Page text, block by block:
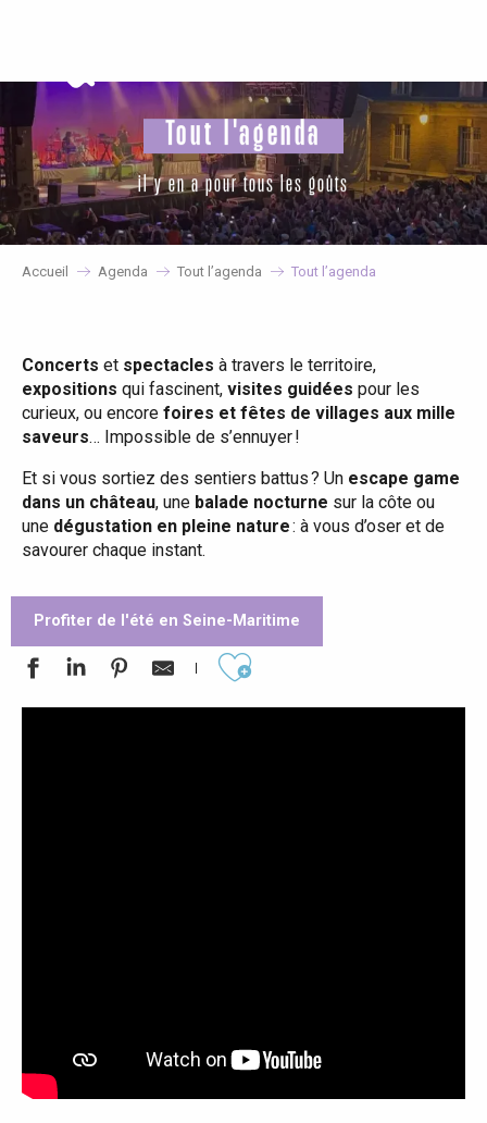
principal
Tout l'agenda
il y en a pour tous les goûts
Accueil Agenda Tout l’agenda Tout l’agenda
Concerts et spectacles à travers le territoire,
expositions qui fascinent, visites guidées pour les
curieux, ou encore foires et fêtes de villages aux mille
saveurs… Impossible de s’ennuyer !
Et si vous sortiez des sentiers battus ? Un escape game
dans un château, une balade nocturne sur la côte ou
une dégustation en pleine nature: à vous d’oser et de
savourer chaque instant.
Profiter de l'été en Seine-Maritime
Ajouter aux favoris